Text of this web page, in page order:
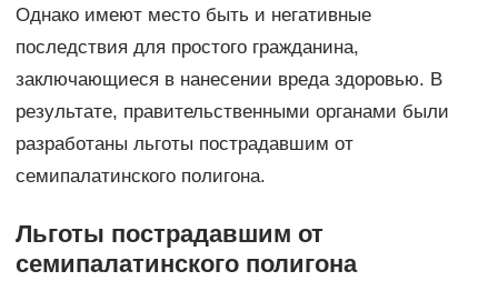
Однако имеют место быть и негативные
последствия для простого гражданина,
заключающиеся в нанесении вреда здоровью. В
результате, правительственными органами были
разработаны льготы пострадавшим от
семипалатинского полигона.
Льготы пострадавшим от
семипалатинского полигона